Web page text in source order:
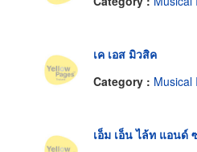
เค เอส มิวสิค
Category : Musical
เอ็ม เอ็น ไล้ท แอนด์